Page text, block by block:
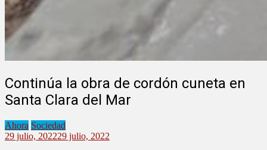
Continúa la obra de cordón cuneta en
Santa Clara del Mar
Ahora Sociedad
29 julio, 202229 julio, 2022